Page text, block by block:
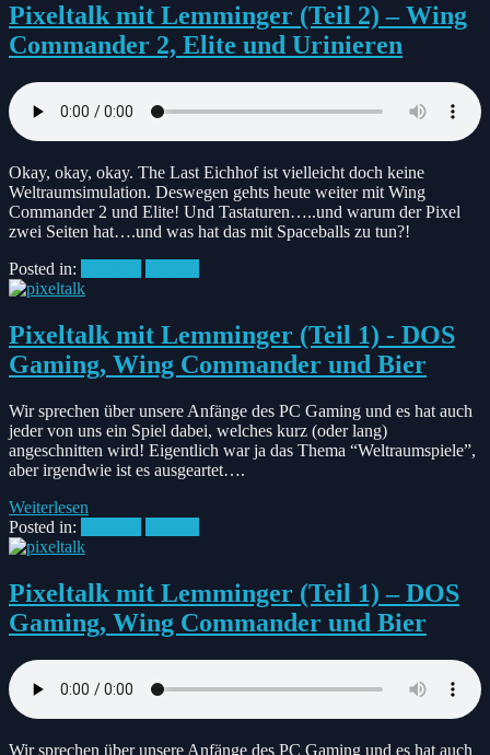
Pixeltalk mit Lemminger (Teil 2) – Wing
Commander 2, Elite und Urinieren
Okay, okay, okay. The Last Eichhof ist vielleicht doch keine
Weltraumsimulation. Deswegen gehts heute weiter mit Wing
Commander 2 und Elite! Und Tastaturen…..und warum der Pixel
zwei Seiten hat….und was hat das mit Spaceballs zu tun?!
Posted in:
Pixeltalk mit Lemminger (Teil 1) - DOS
Gaming, Wing Commander und Bier
Wir sprechen über unsere Anfänge des PC Gaming und es hat auch
jeder von uns ein Spiel dabei, welches kurz (oder lang)
angeschnitten wird! Eigentlich war ja das Thema “Weltraumspiele”,
aber irgendwie ist es ausgeartet….
Weiterlesen
Posted in:
Pixeltalk mit Lemminger (Teil 1) – DOS
Gaming, Wing Commander und Bier
Wir sprechen über unsere Anfänge des PC Gaming und es hat auch